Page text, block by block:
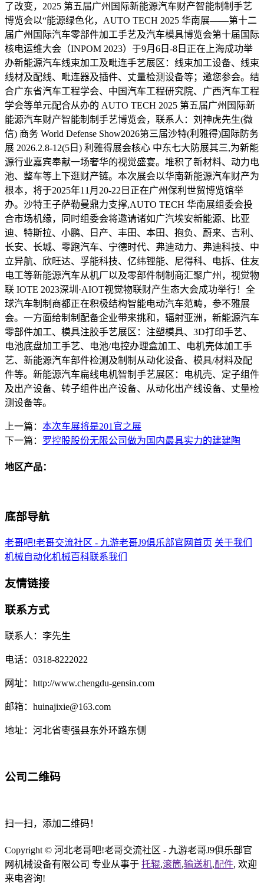
了改变，2025 第五届广州国际新能源汽车财产智能制制手艺
博览会以“能源绿色化，AUTO TECH 2025 华南展——第十二
届广州国际汽车零部件加工手艺及汽车模具博览会第十届国际
核电运维大会（INPOM 2023）于9月6日-8日正在上海成功举
办新能源汽车线束加工及毗连手艺展区：线束加工设备、线束
线材及配线、毗连器及插件、丈量检测设备等；邀您参会。结
合广东省汽车工程学会、中国汽车工程研究院、广西汽车工程
学会等单元配合从办的 AUTO TECH 2025 第五届广州国际新
能源汽车财产智能制制手艺博览会，联系人：刘神虎先生(微
信) 商务 World Defense Show2026第三届沙特(利雅得)国际防务
展 2026.2.8-12(5日) 利雅得展会核心 中东七大防展其三,为新能
源行业嘉宾奉献一场奢华的视觉盛宴。堆积了新材料、动力电
池、整车等上下逛财产链。本次展会以华南新能源汽车财产为
根本，将于2025年11月20-22日正在广州保利世贸博览馆举
办。沙特王子萨勒曼鼎力支撑,AUTO TECH 华南展组委会投
合市场机缘，同时组委会将邀请诸如广汽埃安新能源、比亚
迪、特斯拉、小鹏、日产、丰田、本田、抱负、蔚来、吉利、
长安、长城、零跑汽车、宁德时代、弗迪动力、弗迪科技、中
立异航、欣旺达、孚能科技、亿纬锂能、尼得科、电拆、住友
电工等新能源汽车从机厂以及零部件制制商汇聚广州，视觉物
联 IOTE 2023深圳·AIOT视觉物联财产生态大会成功举行！全
球汽车制制商都正在积极结构智能电动汽车范畴，参不雅展
会。一方面给制制配备企业带来挑和，辐射亚洲，新能源汽车
零部件加工、模具注胶手艺展区：注塑模具、3D打印手艺、
电池底盘加工手艺、电池/电控办理盒加工、电机壳体加工手
艺、新能源汽车部件检测及制制从动化设备、模具/材料及配
件等。新能源汽车扁线电机智制手艺展区：电机壳、定子组件
及出产设备、转子组件出产设备、从动化出产线设备、丈量检
测设备等。
上一篇： 本次车展将是201官之展
下一篇： 罗控股股份无限公司做为国内最具实力的建建陶
地区产品：
底部导航
老哥吧!老哥交流社区 - 九游老哥J9俱乐部官网首页 关于我们
机械自动化机械百科联系我们
友情链接
联系方式
联系人：李先生
电话：0318-8222022
网址：http://www.chengdu-gensin.com
邮箱：huinajixie@163.com
地址：河北省枣强县东外环路东侧
公司二维码
扫一扫，添加二维码！
Copyright © 河北老哥吧!老哥交流社区 - 九游老哥J9俱乐部官
网机械设备有限公司 专业从事于 托辊,滚筒,输送机,配件, 欢迎
来电咨询!